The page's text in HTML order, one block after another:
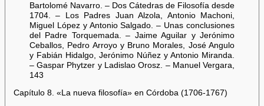
Bartolomé Navarro. – Dos Cátedras de Filosofía desde
1704. – Los Padres Juan Alzola, Antonio Machoni,
Miguel López y Antonio Salgado. – Unas conclusiones
del Padre Torquemada. – Jaime Aguilar y Jerónimo
Ceballos, Pedro Arroyo y Bruno Morales, José Angulo
y Fabián Hidalgo, Jerónimo Núñez y Antonio Miranda.
– Gaspar Phytzer y Ladislao Orosz. – Manuel Vergara,
143
Capítulo 8. «La nueva filosofía» en Córdoba (1706-1767)